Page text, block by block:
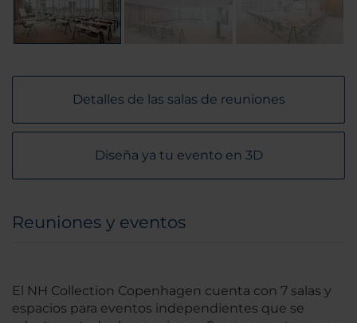
Detalles de las salas de reuniones
Diseña ya tu evento en 3D
Reuniones y eventos
El NH Collection Copenhagen cuenta con 7 salas y
espacios para eventos independientes que se